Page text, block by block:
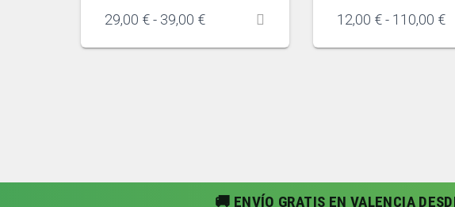
29,00 €- 39,00 € 12,00 € - 110,00 €
🚚 ENVÍO GRATIS EN VALENCIA